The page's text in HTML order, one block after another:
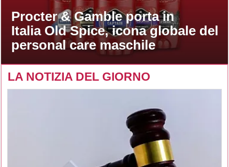
Procter & Gamble porta in
Italia Old Spice, icona globale del
personal care maschile
LA NOTIZIA DEL GIORNO